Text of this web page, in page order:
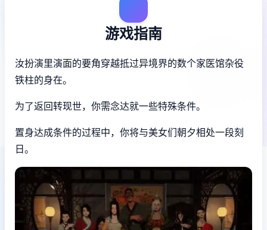
游戏指南
汝扮演里演面的要角穿越抵过异境界的数个家医馆杂役
铁柱的身在。
为了返回转现世，你需念达就一些特殊条件。
置身达成条件的过程中， 你将与美女们朝夕相处一段刻
日。